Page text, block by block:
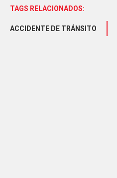
TAGS RELACIONADOS:
ACCIDENTE DE TRÁNSITO